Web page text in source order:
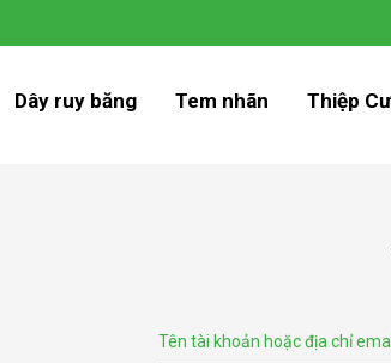
Dây ruy băng Tem nhãn Thiệp
Tên tài khoản hoặc địa chỉ